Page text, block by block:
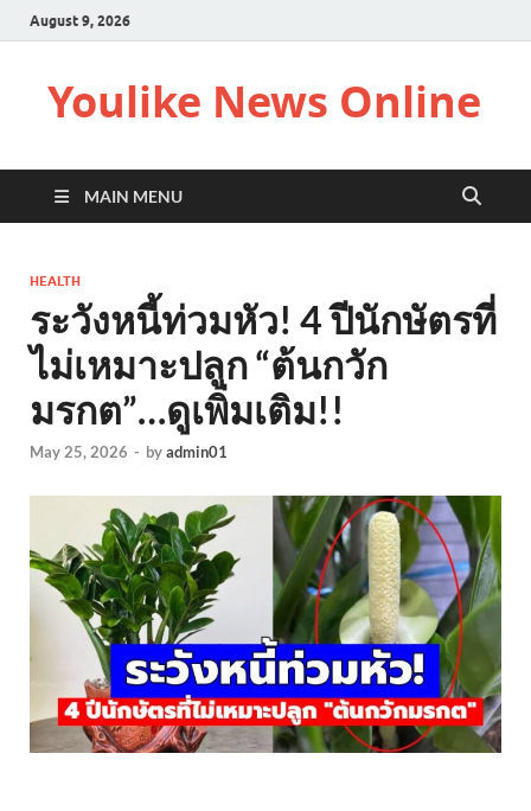
August 9, 2026
Youlike News Online
MAIN MENU
HEALTH
ระวังหนี้ท่วมหัว! 4 ปีนักษัตรที่
ไม่เหมาะปลูก “ต้นกวัก
มรกต”…ดูเพิ่มเติม!!
May 25, 2026 - byadmin01